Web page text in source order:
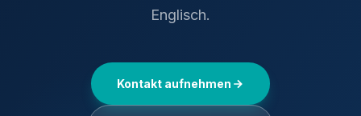
Englisch.
Kontakt aufnehmen